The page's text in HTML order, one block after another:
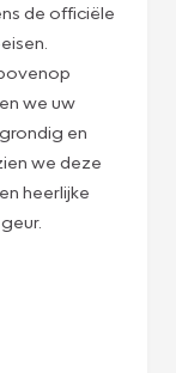
de officiële
we uw
en
we deze
heerlijke